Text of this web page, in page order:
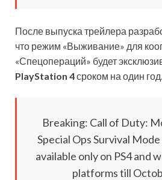
После выпуска трейлера
что режим «Выживание» для
«Спецопераций» будет
PlayStation 4сроком на один год.
Breaking: Call of Duty:
Special Ops Survival
available only on PS4 and
platforms till